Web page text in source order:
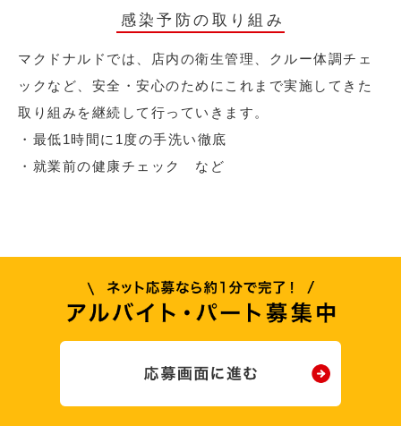
感染予防の取り組み
マクドナルドでは、店内の衛生管理、クルー体調チェ
ックなど、安全・安心のためにこれまで実施してきた
取り組みを継続して行っていきます。
・最低1時間に1度の手洗い徹底
・就業前の健康チェック など